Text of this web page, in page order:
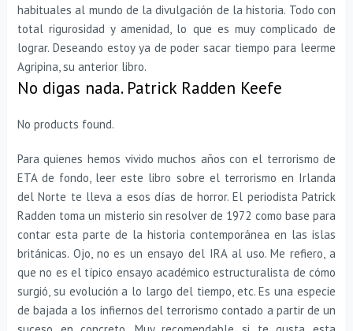
habituales al mundo de la divulgación de la historia. Todo con
total rigurosidad y amenidad, lo que es muy complicado de
lograr. Deseando estoy ya de poder sacar tiempo para leerme
Agripina, su anterior libro.
No digas nada. Patrick Radden Keefe
No products found.
Para quienes hemos vivido muchos años con el terrorismo de
ETA de fondo, leer este libro sobre el terrorismo en Irlanda
del Norte te lleva a esos días de horror. El periodista Patrick
Radden toma un misterio sin resolver de 1972 como base para
contar esta parte de la historia contemporánea en las islas
británicas. Ojo, no es un ensayo del IRA al uso. Me refiero, a
que no es el típico ensayo académico estructuralista de cómo
surgió, su evolución a lo largo del tiempo, etc. Es una especie
de bajada a los infiernos del terrorismo contado a partir de un